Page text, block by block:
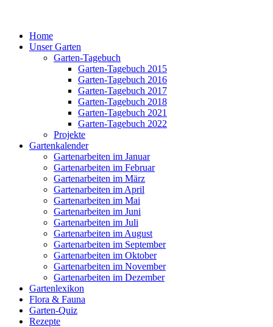
Home
Unser Garten
Garten-Tagebuch
Garten-Tagebuch 2015
Garten-Tagebuch 2016
Garten-Tagebuch 2017
Garten-Tagebuch 2018
Garten-Tagebuch 2021
Garten-Tagebuch 2022
Projekte
Gartenkalender
Gartenarbeiten im Januar
Gartenarbeiten im Februar
Gartenarbeiten im März
Gartenarbeiten im April
Gartenarbeiten im Mai
Gartenarbeiten im Juni
Gartenarbeiten im Juli
Gartenarbeiten im August
Gartenarbeiten im September
Gartenarbeiten im Oktober
Gartenarbeiten im November
Gartenarbeiten im Dezember
Gartenlexikon
Flora & Fauna
Garten-Quiz
Rezepte